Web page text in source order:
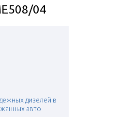
04
дизелей в
авто